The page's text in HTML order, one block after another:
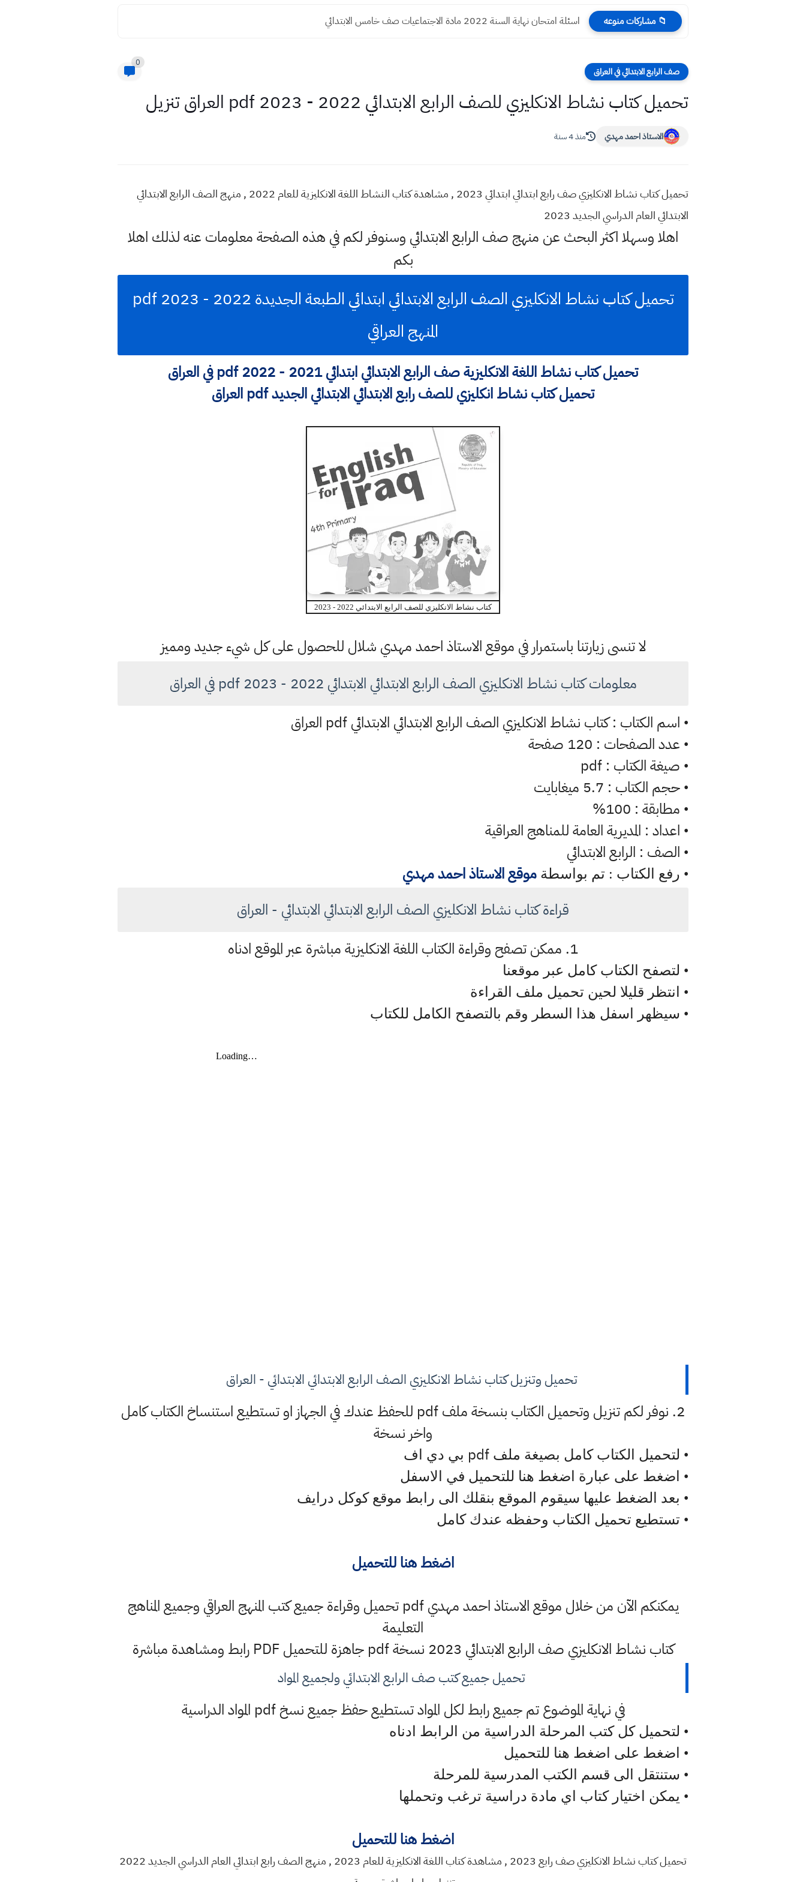
📁 مشاركات منوعه اسئلة امتحان نهاية السنة 2022 مادة الاجتماعيات صف خامس الابتدائي
صف الرابع الابتدائي في العراق
0
تحميل كتاب نشاط الانكليزي للصف الرابع الابتدائي 2022 - 2023 pdf العراق تنزيل
الاستاذ احمد مهدي منذ 4 سنة
تحميل كتاب نشاط الانكليزي صف رابع ابتدائي ابتدائي 2023 , مشاهدة كتاب النشاط اللغة الانكليزية للعام 2022 , منهج الصف الرابع الابتدائي
الابتدائي العام الدراسي الجديد 2023
اهلا وسهلا اكثر البحث عن منهج صف الرابع الابتدائي وسنوفر لكم في هذه الصفحة معلومات عنه لذلك اهلا
بكم
تحميل كتاب نشاط الانكليزي الصف الرابع الابتدائي ابتدائي الطبعة الجديدة 2022 - 2023 pdf
المنهج العراقي
تحميل كتاب نشاط اللغة الانكليزية صف الرابع الابتدائي ابتدائي 2021 - 2022 pdf في العراق
تحميل كتاب نشاط انكليزي للصف رابع الابتدائي الابتدائي الجديد pdf العراق
كتاب نشاط الانكليزي للصف الرابع الابتدائي 2022 - 2023
لا تنسى زيارتنا باستمرار في موقع الاستاذ احمد مهدي شلال للحصول على كل شيء جديد ومميز
معلومات كتاب نشاط الانكليزي الصف الرابع الابتدائي الابتدائي 2022 - 2023 pdf في العراق
• اسم الكتاب : كتاب نشاط الانكليزي الصف الرابع الابتدائي الابتدائي pdf العراق
• عدد الصفحات : 120 صفحة
• صيغة الكتاب : pdf
• حجم الكتاب : 5.7 ميغابايت
• مطابقة : 100%
• اعداد : المديرية العامة للمناهج العراقية
• الصف : الرابع الابتدائي
• رفع الكتاب : تم بواسطة موقع الاستاذ احمد مهدي
قراءة كتاب نشاط الانكليزي الصف الرابع الابتدائي الابتدائي - العراق
1. ممكن تصفح وقراءة الكتاب اللغة الانكليزية مباشرة عبر الموقع ادناه
• لتصفح الكتاب كامل عبر موقعنا
• انتظر قليلا لحين تحميل ملف القراءة
• سيظهر اسفل هذا السطر وقم بالتصفح الكامل للكتاب
تحميل وتنزيل كتاب نشاط الانكليزي الصف الرابع الابتدائي الابتدائي - العراق
2. نوفر لكم تنزيل وتحميل الكتاب بنسخة ملف pdf للحفظ عندك في الجهاز او تستطيع استنساخ الكتاب كامل
واخر نسخة
• لتحميل الكتاب كامل بصيغة ملف pdf بي دي اف
• اضغط على عبارة اضغط هنا للتحميل في الاسفل
• بعد الضغط عليها سيقوم الموقع بنقلك الى رابط موقع كوكل درايف
• تستطيع تحميل الكتاب وحفظه عندك كامل
اضغط هنا للتحميل
يمكنكم الآن من خلال موقع الاستاذ احمد مهدي pdf تحميل وقراءة جميع كتب المنهج العراقي وجميع المناهج
التعليمة
كتاب نشاط الانكليزي صف الرابع الابتدائي 2023 نسخة pdf جاهزة للتحميل PDF رابط ومشاهدة مباشرة
تحميل جميع كتب صف الرابع الابتدائي ولجميع المواد
في نهاية الموضوع تم جميع رابط لكل المواد تستطيع حفظ جميع نسخ pdf المواد الدراسية
• لتحميل كل كتب المرحلة الدراسية من الرابط ادناه
• اضغط على اضغط هنا للتحميل
• ستنتقل الى قسم الكتب المدرسية للمرحلة
• يمكن اختيار كتاب اي مادة دراسية ترغب وتحملها
اضغط هنا للتحميل
تحميل كتاب نشاط الانكليزي صف رابع 2023 , مشاهدة كتاب اللغة الانكليزية للعام 2023 , منهج الصف رابع ابتدائي العام الدراسي الجديد 2022